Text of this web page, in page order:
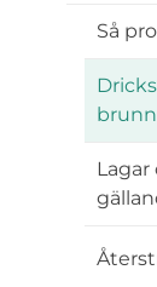
Så
brunn